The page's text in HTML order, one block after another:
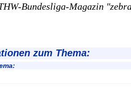
Bundesliga-Magazin
zum Thema: